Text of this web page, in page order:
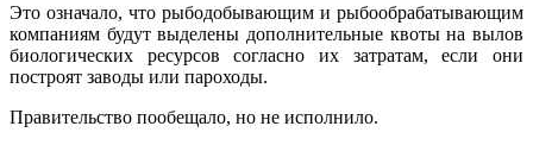
Это означало, что рыбодобывающим и рыбообрабатывающим
компаниям будут выделены дополнительные квоты на вылов
биологических ресурсов согласно их затратам, если они
построят заводы или пароходы.
Правительство пообещало, но не исполнило.